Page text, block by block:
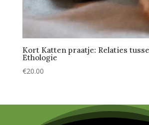
Kort Katten praatje: Relaties
Ethologie
€20.00